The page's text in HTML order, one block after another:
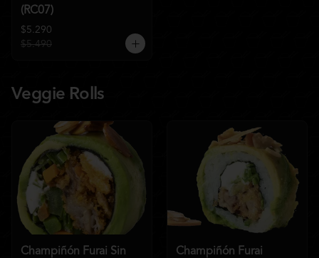
(RC07)
$5.290
$5.490
Veggie Rolls
Champiñón Furai Sin
Champiñón Furai